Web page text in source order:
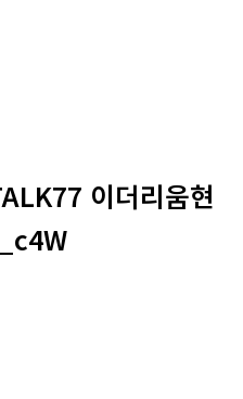
이더리움현